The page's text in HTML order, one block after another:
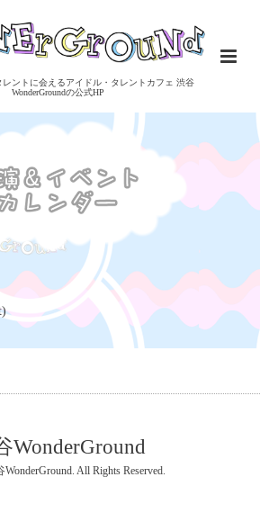
ントに会えるアイドル・タレントカフェ 渋谷
WonderGroundの公式HP
WonderGround
WonderGround. All Rights Reserved.